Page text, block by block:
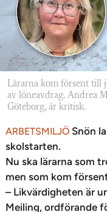
Lärarna kom försent till
av löneavdrag. Andrea
Göteborg, är kritisk.
ARBETSMILJÖ Snön
skolstarten.
Nu ska lärarna som
men som kom
– Likvärdigheten är
Meiling, ordförande